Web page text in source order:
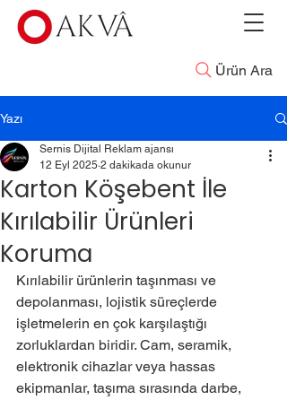
Ürün Ara
Yazı
Karton Köşebent İle
Kırılabilir Ürünleri
Koruma
Sernis Dijital Reklam ajansı
12 Eyl 2025 2 dakikada okunur
Kırılabilir ürünlerin taşınması ve
depolanması, lojistik süreçlerde
işletmelerin en çok karşılaştığı
zorluklardan biridir. Cam, seramik,
elektronik cihazlar veya hassas
ekipmanlar, taşıma sırasında darbe,